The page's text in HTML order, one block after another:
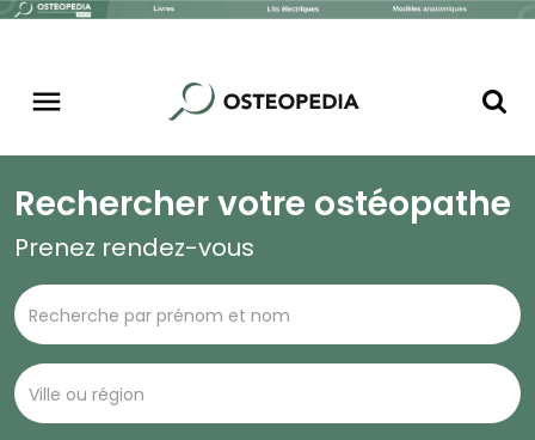
Rechercher votre ostéopathe
Prenez rendez-vous